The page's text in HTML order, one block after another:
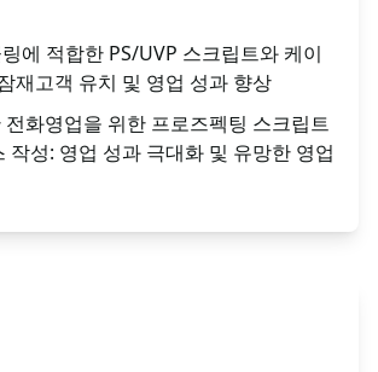
에 적합한 PS/UVP 스크립트와 케이
재고객 유치 및 영업 성과 향상
전화영업을 위한 프로즈펙팅 스크립트
작성: 영업 성과 극대화 및 유망한 영업